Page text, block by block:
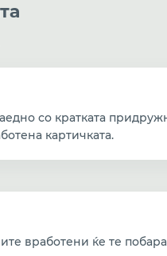
со кратката
картичката.
вработени ќе те